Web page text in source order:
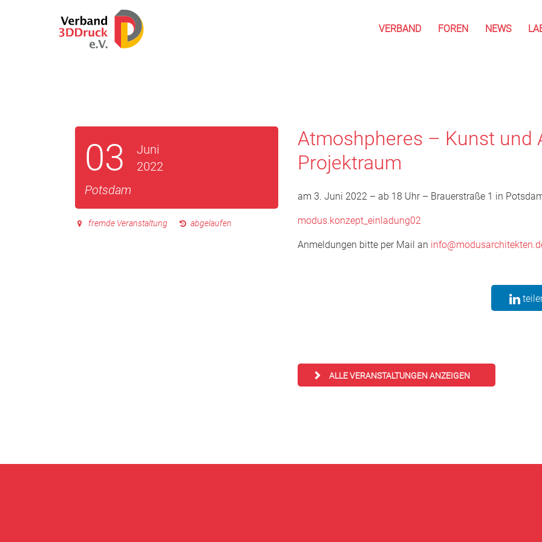
VERBAND FOREN NEWS
03
Juni
2022
Potsdam
fremde Veranstaltung abgelaufen
Atmoshpheres – Kunst und
Projektraum
am 3. Juni 2022 – ab 18 Uhr – Brauerstraße 1 in
modus.konzept_einladung02
Anmeldungen bitte per Mail an
ALLE VERANSTALTUNGEN ANZEIGEN